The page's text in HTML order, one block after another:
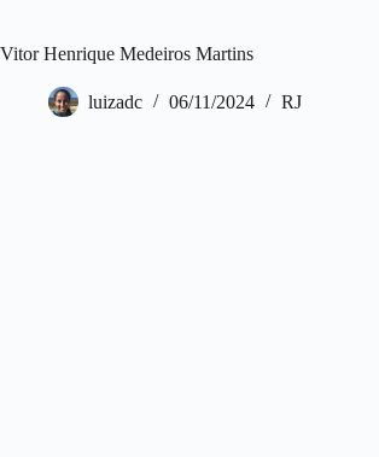
Vitor Henrique Medeiros Martins
luizadc 06/11/2024 RJ